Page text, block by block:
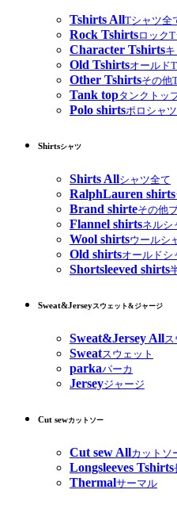
Tshirts AllTシャツ全
Rock Tshirtsロック
Character Tshirts
Old Tshirtsオールド
Other Tshirtsその他
Tank topタンクトッ
Polo shirtsポロシャツ
Shirtsシャツ
Shirts Allシャツ全て
RalphLauren shirts
Brand shirteその他
Flannel shirtsネルシ
Wool shirtsウールシ
Old shirtsオールドシ
Shortsleeved shirts
Sweat&Jerseyスウェット&ジャージ
Sweat&Jersey All
Sweatスウェット
parkaパーカ
Jerseyジャージ
Cut sewカットソー
Cut sew Allカットソ
Longsleeves Tshirts
Thermalサーマル